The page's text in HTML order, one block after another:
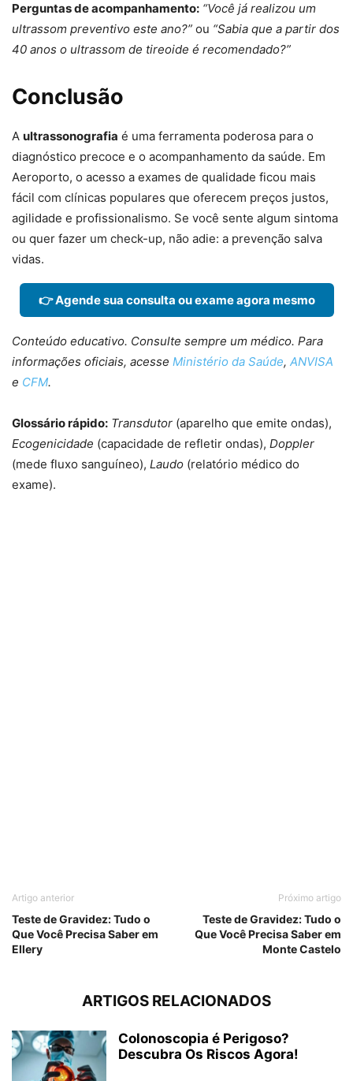
Perguntas de acompanhamento: “Você já realizou um
ultrassom preventivo este ano?” ou “Sabia que a partir dos
40 anos o ultrassom de tireoide é recomendado?”
Conclusão
A ultrassonografia é uma ferramenta poderosa para o
diagnóstico precoce e o acompanhamento da saúde. Em
Aeroporto, o acesso a exames de qualidade ficou mais
fácil com clínicas populares que oferecem preços justos,
agilidade e profissionalismo. Se você sente algum sintoma
ou quer fazer um check-up, não adie: a prevenção salva
vidas.
👉 Agende sua consulta ou exame agora mesmo
Conteúdo educativo. Consulte sempre um médico. Para
informações oficiais, acesse Ministério da Saúde, ANVISA
e CFM.
Glossário rápido: Transdutor (aparelho que emite ondas),
Ecogenicidade (capacidade de refletir ondas), Doppler
(mede fluxo sanguíneo), Laudo (relatório médico do
exame).
Artigo anterior
Teste de Gravidez: Tudo o
Que Você Precisa Saber em
Ellery
Próximo artigo
Teste de Gravidez: Tudo o
Que Você Precisa Saber em
Monte Castelo
ARTIGOS RELACIONADOS
Colonoscopia é Perigoso?
Descubra Os Riscos Agora!